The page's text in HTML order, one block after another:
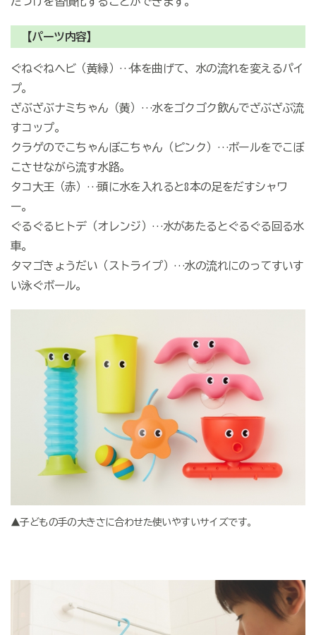
【パーツ内容】
ぐねぐねヘビ（黄緑）…体を曲げて、水の流れを変えるパイ
プ。
ざぶざぶナミちゃん（黄）…水をゴクゴク飲んでざぶざぶ流
すコップ。
クラゲのでこちゃんぼこちゃん（ピンク）…ボールをでこぼ
こさせながら流す水路。
タコ大王（赤）…頭に水を入れると8本の足をだすシャワ
ー。
ぐるぐるヒトデ（オレンジ）…水があたるとぐるぐる回る水
車。
タマゴきょうだい（ストライプ）…水の流れにのってすいす
い泳ぐボール。
▲子どもの手の大きさに合わせた使いやすいサイズです。